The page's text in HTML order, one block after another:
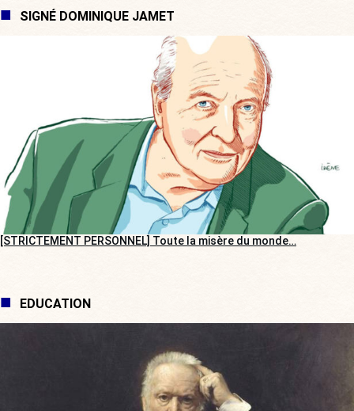
SIGNÉ DOMINIQUE JAMET
[STRICTEMENT PERSONNEL] Toute la misère du monde…
EDUCATION